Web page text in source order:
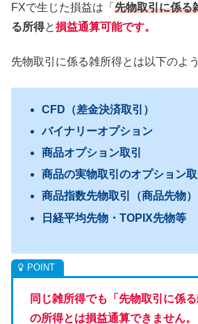
FXで生じた損益は「 先物取引に係る
る所得と損益通算可能です。
先物取引に係る雑所得とは以下のよ
CFD（差金決済取引）
バイナリーオプション
商品オプション取引
商品の実物取引のオプション取
商品指数先物取引（商品先物）
日経平均先物・TOPIX先物等
同じ雑所得でも「先物取引に係
の所得とは損益通算できません。